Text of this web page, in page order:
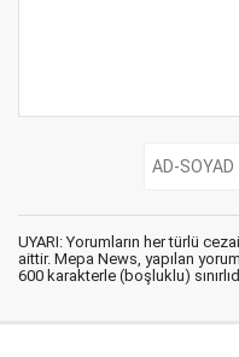
UYARI: Yorumların her türlü
aittir. Mepa News, yapılan
600 karakterle (boşluklu)